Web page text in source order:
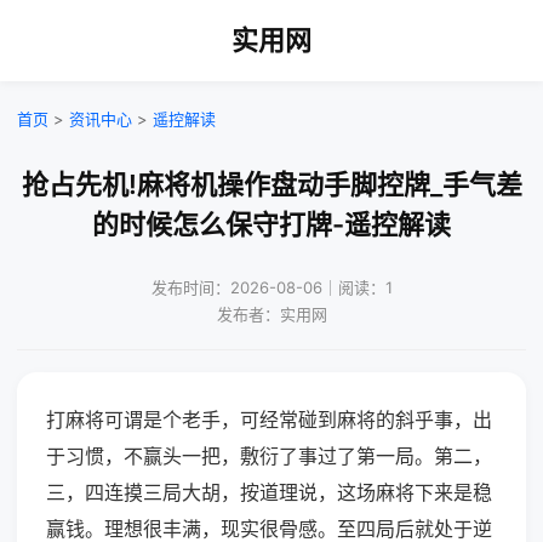
实用网
首页 > 资讯中心 > 遥控解读
抢占先机!麻将机操作盘动手脚控牌_手气差
的时候怎么保守打牌-遥控解读
发布时间：2026-08-06｜阅读：1
发布者：实用网
打麻将可谓是个老手，可经常碰到麻将的斜乎事，出
于习惯，不赢头一把，敷衍了事过了第一局。第二，
三，四连摸三局大胡，按道理说，这场麻将下来是稳
赢钱。理想很丰满，现实很骨感。至四局后就处于逆